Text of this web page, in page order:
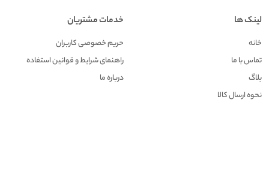
لینک ها
خانه
تماس با ما
بلاگ
نحوه ارسال کالا
خدمات مشتریان
حریم خصوصی کاربران
راهنمای شرایط و قوانین استفاده
درباره ما